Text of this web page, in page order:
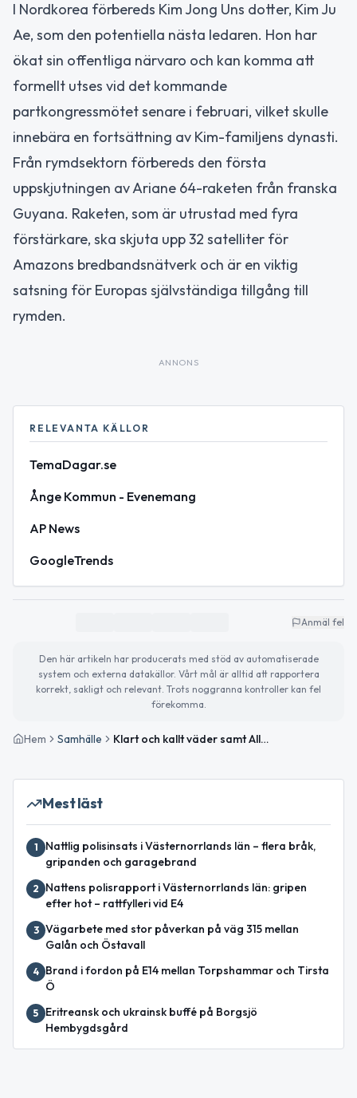
I Nordkorea förbereds Kim Jong Uns dotter, Kim Ju
Ae, som den potentiella nästa ledaren. Hon har
ökat sin offentliga närvaro och kan komma att
formellt utses vid det kommande
partkongressmötet senare i februari, vilket skulle
innebära en fortsättning av Kim-familjens dynasti.
Från rymdsektorn förbereds den första
uppskjutningen av Ariane 64-raketen från franska
Guyana. Raketen, som är utrustad med fyra
förstärkare, ska skjuta upp 32 satelliter för
Amazons bredbandsnätverk och är en viktig
satsning för Europas självständiga tillgång till
rymden.
ANNONS
RELEVANTA KÄLLOR
TemaDagar.se
Ånge Kommun - Evenemang
AP News
GoogleTrends
Anmäl fel
Den här artikeln har producerats med stöd av automatiserade
system och externa datakällor. Vårt mål är alltid att rapportera
korrekt, sakligt och relevant. Trots noggranna kontroller kan fel
förekomma.
Hem Samhälle Klart och kallt väder samt Alla hjärtebarns dag uppmärksammas
Mest läst
1
Nattlig polisinsats i Västernorrlands län – flera bråk,
gripanden och garagebrand
2
Nattens polisrapport i Västernorrlands län: gripen
efter hot – rattfylleri vid E4
3 Vägarbete med stor påverkan på väg 315 mellan
Galån och Östavall
4
Brand i fordon på E14 mellan Torpshammar och Tirsta
Ö
5
Eritreansk och ukrainsk buffé på Borgsjö
Hembygdsgård